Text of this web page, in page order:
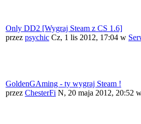
Only DD2 [Wygraj Steam z CS 1.6]
przez psychic Cz, 1 lis 2012, 17:04 w
GoldenGAming - ty wygraj Steam !
przez ChesterFi N, 20 maja 2012, 20:52